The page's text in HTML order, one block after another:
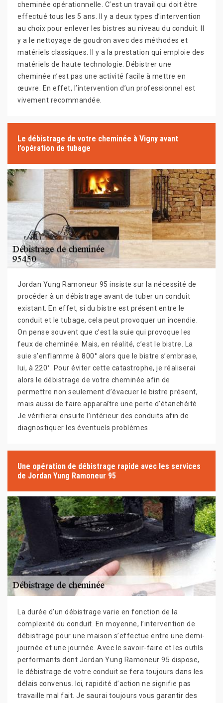
cheminée opérationnelle. C’est un travail qui doit être
effectué tous les 5 ans. Il y a deux types d’intervention
au choix pour enlever les bistres au niveau du conduit. Il
y a le nettoyage de goudron avec des méthodes et
matériels classiques. Il y a la prestation qui emploie des
matériels de haute technologie. Débistrer une
cheminée n’est pas une activité facile à mettre en
œuvre. En effet, l’intervention d’un professionnel est
vivement recommandée.
Le débistrage de votre cheminée à Vigny avant
l’opération de tubage
Jordan Yung Ramoneur 95 insiste sur la nécessité de
procéder à un débistrage avant de tuber un conduit
existant. En effet, si du bistre est présent entre le
conduit et le tubage, cela peut provoquer un incendie.
On pense souvent que c’est la suie qui provoque les
feux de cheminée. Mais, en réalité, c’est le bistre. La
suie s’enflamme à 800° alors que le bistre s’embrase,
lui, à 220°. Pour éviter cette catastrophe, je réaliserai
alors le débistrage de votre cheminée afin de
permettre non seulement d’évacuer le bistre présent,
mais aussi de faire apparaître une perte d’étanchéité.
Je vérifierai ensuite l’intérieur des conduits afin de
diagnostiquer les éventuels problèmes.
Une opération de débistrage rapide avec les services
de Jordan Yung Ramoneur 95
La durée d’un débistrage varie en fonction de la
complexité du conduit. En moyenne, l’intervention de
débistrage pour une maison s’effectue entre une demi-
journée et une journée. Avec le savoir-faire et les outils
performants dont Jordan Yung Ramoneur 95 dispose,
le débistrage de votre conduit se fera toujours dans les
délais convenus. Ici, rapidité d’action ne signifie pas
travaille mal fait. Je saurai toujours vous garantir des